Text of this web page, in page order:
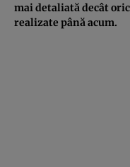
mai detaliată decât
realizate până acum.